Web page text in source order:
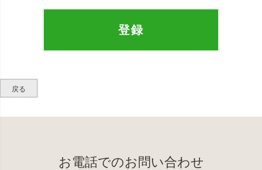
登録
戻る
お電話でのお問い合わせ